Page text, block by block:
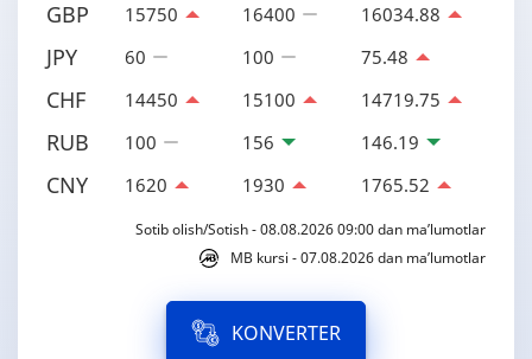
GBP 15750 16400 16034.88
JPY 60 100 75.48
CHF 14450 15100 14719.75
RUB 100 156 146.19
CNY 1620 1930 1765.52
Sotib olish/Sotish - 08.08.2026 09:00 dan ma’lumotlar
MB kursi - 07.08.2026 dan ma’lumotlar
KONVERTER